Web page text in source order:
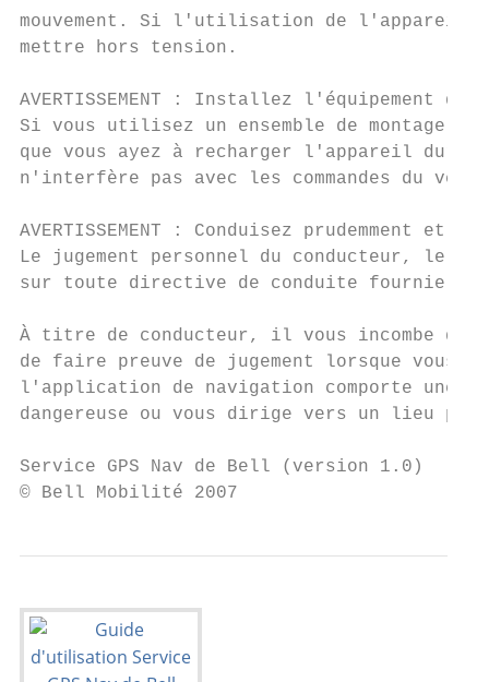
mouvement. Si l'utilisation de l'appareil
mettre hors tension.
AVERTISSEMENT : Installez l'équipement
Si vous utilisez un ensemble de
que vous ayez à recharger l'appareil
n'interfère pas avec les commandes du
AVERTISSEMENT : Conduisez prudemment et
Le jugement personnel du conducteur, le
sur toute directive de conduite fournie
À titre de conducteur, il vous incombe de
de faire preuve de jugement lorsque
l'application de navigation comporte une
dangereuse ou vous dirige vers un lieu
Service GPS Nav de Bell
© Bell Mobilité 2007